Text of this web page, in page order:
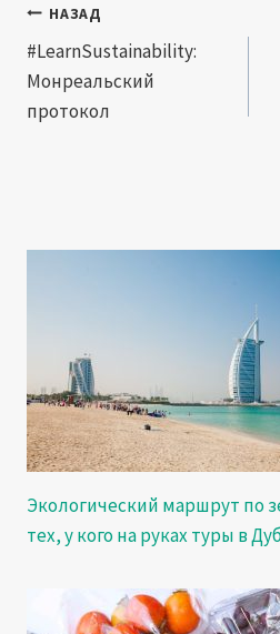
Навигация
по
записям
НАЗАД
#LearnSustainability:
Монреальский
протокол
Экологический маршрут по
тех, у кого на руках туры в